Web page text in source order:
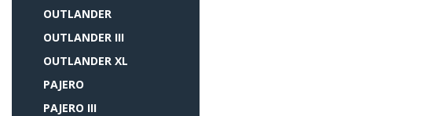
OUTLANDER
OUTLANDER III
OUTLANDER XL
PAJERO
PAJERO III